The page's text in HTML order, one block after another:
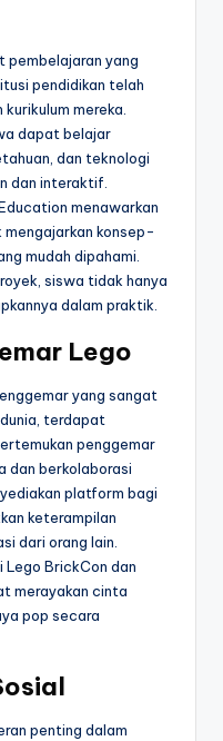
pembelajaran yang
pendidikan telah
mereka.
dapat belajar
dan teknologi
dan interaktif.
menawarkan
mengajarkan konsep-
mudah dipahami.
siswa tidak hanya
dalam praktik.
Lego
yang sangat
terdapat
penggemar
dan berkolaborasi
platform bagi
keterampilan
dari orang lain.
Lego BrickCon dan
merayakan cinta
pop secara
penting dalam